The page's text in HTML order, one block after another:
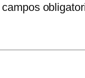
campos